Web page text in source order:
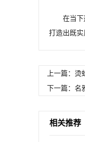
在当下
打造出既实
上一篇：
下一篇：名
相关推荐